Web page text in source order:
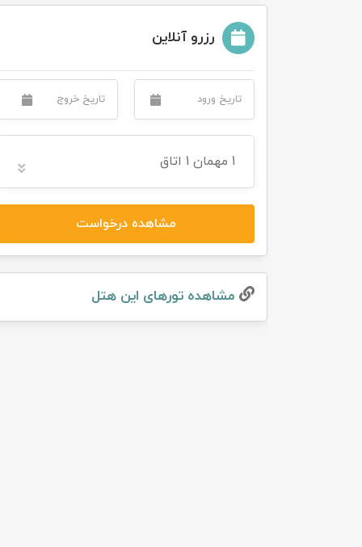
رزرو آنلاین
1 مهمان 1 اتاق
مشاهده درخواست
مشاهده تور‌های این هتل